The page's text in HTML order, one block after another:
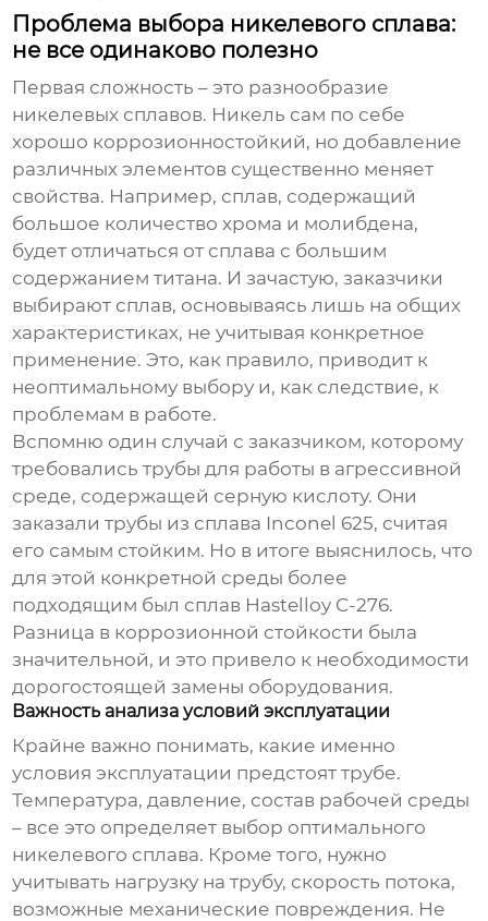
Проблема выбора никелевого сплава:
не все одинаково полезно
Первая сложность – это разнообразие
никелевых сплавов. Никель сам по себе
хорошо коррозионностойкий, но добавление
различных элементов существенно меняет
свойства. Например, сплав, содержащий
большое количество хрома и молибдена,
будет отличаться от сплава с большим
содержанием титана. И зачастую, заказчики
выбирают сплав, основываясь лишь на общих
характеристиках, не учитывая конкретное
применение. Это, как правило, приводит к
неоптимальному выбору и, как следствие, к
проблемам в работе.
Вспомню один случай с заказчиком, которому
требовались трубы для работы в агрессивной
среде, содержащей серную кислоту. Они
заказали трубы из сплава Inconel 625, считая
его самым стойким. Но в итоге выяснилось, что
для этой конкретной среды более
подходящим был сплав Hastelloy C-276.
Разница в коррозионной стойкости была
значительной, и это привело к необходимости
дорогостоящей замены оборудования.
Важность анализа условий эксплуатации
Крайне важно понимать, какие именно
условия эксплуатации предстоят трубе.
Температура, давление, состав рабочей среды
– все это определяет выбор оптимального
никелевого сплава. Кроме того, нужно
учитывать нагрузку на трубу, скорость потока,
возможные механические повреждения. Не